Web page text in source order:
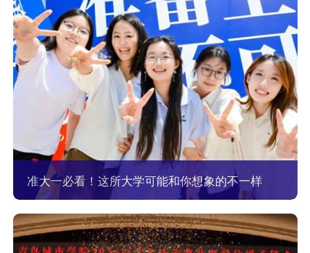
准大一必看！这所大学可能和你想象的不一样